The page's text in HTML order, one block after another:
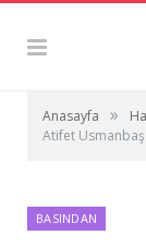
Anasayfa »
Atifet Usmanbaş
BASINDAN